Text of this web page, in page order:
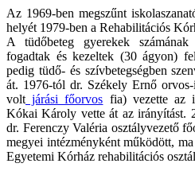
Az 1969-ben megszűnt
helyét 1979-ben a Rehabilitációs
A tüdőbeteg gyerekek
fogadtak és kezeltek (30 ágyon)
pedig tüdő- és szívbetegségben
át. 1976-tól dr. Székely Ernő
volt járási főorvos fia) vezette az
Kókai Károly vette át az irányítást.
dr. Ferenczy Valéria osztályvezető
megyei intézményként működött,
Egyetemi Kórház rehabilitációs